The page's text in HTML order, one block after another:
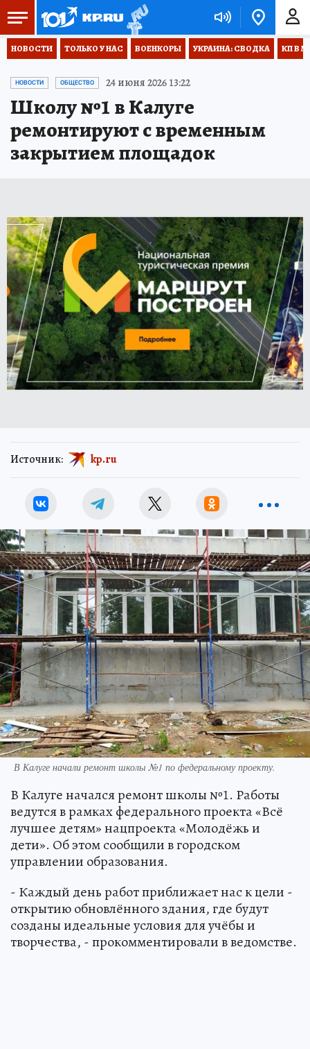
НОВОСТИ ТОЛЬКО У НАС ВОЕНКОРЫ УКРАИНА: СВОДКА КП В
НОВОСТИ ОБЩЕСТВО 24 июня 2026 13:22
Школу №1 в Калуге
ремонтируют с временным
закрытием площадок
Источник: kp.ru
В Калуге начали ремонт школы №1 по федеральному проекту.
В Калуге начался ремонт школы №1. Работы
ведутся в рамках федерального проекта «Всё
лучшее детям» нацпроекта «Молодёжь и
дети». Об этом сообщили в городском
управлении образования.
- Каждый день работ приближает нас к цели -
открытию обновлённого здания, где будут
созданы идеальные условия для учёбы и
творчества, - прокомментировали в ведомстве.